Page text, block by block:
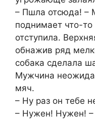
– Пшла отсюда! –
поднимает что-
отступила.
обнажив ряд
собака сделала
Мужчина
мяч.
– Ну раз он тебе
– Нужен! Нужен!